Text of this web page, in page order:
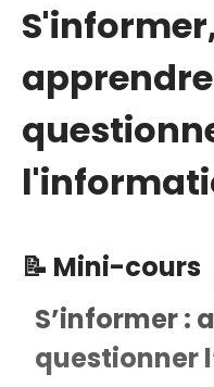
📝 Mini-cours
S’informer :
questionner